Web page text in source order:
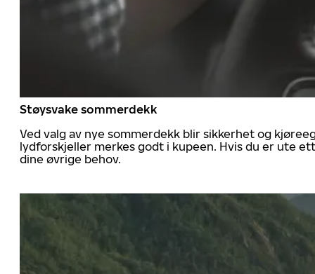
Støysvake sommerdekk
Ved valg av nye sommerdekk blir sikkerhet og
lydforskjeller merkes godt i kupeen. Hvis du er ute
dine øvrige behov.